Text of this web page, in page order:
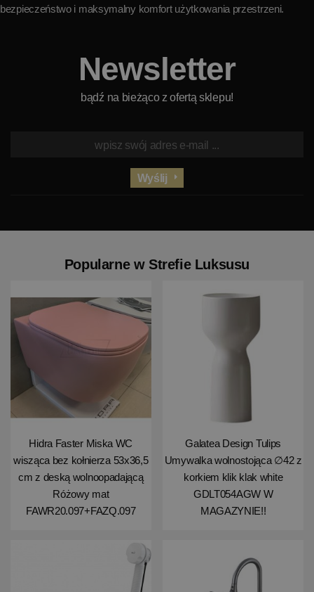
bezpieczeństwo i maksymalny komfort użytkowania przestrzeni.
Newsletter
bądź na bieżąco z ofertą sklepu!
Wyślij
Popularne w Strefie Luksusu
Hidra Faster Miska WC
wisząca bez kołnierza 53x36,5
cm z deską wolnoopadającą
Różowy mat
FAWR20.097+FAZQ.097
Galatea Design Tulips
Umywalka wolnostojąca ∅42 z
korkiem klik klak white
GDLT054AGW W
MAGAZYNIE!!